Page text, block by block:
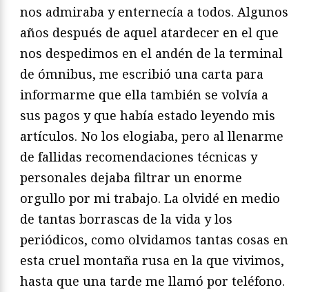
nos admiraba y enternecía a todos. Algunos
años después de aquel atardecer en el que
nos despedimos en el andén de la terminal
de ómnibus, me escribió una carta para
informarme que ella también se volvía a
sus pagos y que había estado leyendo mis
artículos. No los elogiaba, pero al llenarme
de fallidas recomendaciones técnicas y
personales dejaba filtrar un enorme
orgullo por mi trabajo. La olvidé en medio
de tantas borrascas de la vida y los
periódicos, como olvidamos tantas cosas en
esta cruel montaña rusa en la que vivimos,
hasta que una tarde me llamó por teléfono.